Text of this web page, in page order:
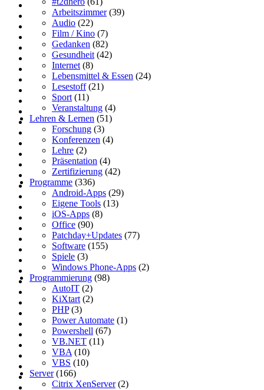
Arbeitszimmer(39)
Audio (22)
Film / Kino (7)
Gedanken (82)
Gesundheit (42)
Internet (8)
Lebensmittel & Essen (24)
Lesestoff(21)
Sport (11)
Veranstaltung (4)
Lehren & Lernen (51)
Forschung (3)
Konferenzen (4)
Lehre (2)
Präsentation (4)
Zertifizierung (42)
Programme (336)
Android-Apps (29)
Eigene Tools (13)
iOS-Apps (8)
Office (90)
Patchday+Updates (77)
Software (155)
Spiele (3)
Windows Phone-Apps (2)
Programmierung (98)
AutoIT (2)
KiXtart (2)
PHP(3)
Power Automate (1)
Powershell (67)
VB.NET (11)
VBA (10)
VBS (10)
Server(166)
Citrix XenServer(2)